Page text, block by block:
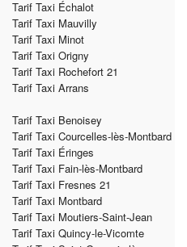
Tarif Taxi Échalot
Tarif Taxi Mauvilly
Tarif Taxi Minot
Tarif Taxi Origny
Tarif Taxi Rochefort 21
Tarif Taxi Arrans
Tarif Taxi Benoisey
Tarif Taxi Courcelles-lès-Montbard
Tarif Taxi Éringes
Tarif Taxi Fain-lès-Montbard
Tarif Taxi Fresnes 21
Tarif Taxi Montbard
Tarif Taxi Moutiers-Saint-Jean
Tarif Taxi Quincy-le-Vicomte